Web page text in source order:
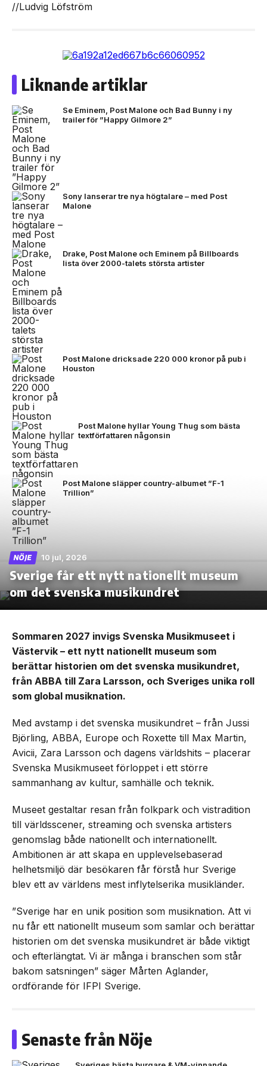
//Ludvig Löfström
Liknande artiklar
Se Eminem, Post Malone och Bad Bunny i ny
trailer för ”Happy Gilmore 2”
Sony lanserar tre nya högtalare – med Post
Malone
Drake, Post Malone och Eminem på Billboards
lista över 2000-talets största artister
Post Malone dricksade 220 000 kronor på pub i
Houston
Post Malone hyllar Young Thug som bästa
textförfattaren någonsin
Post Malone släpper country-albumet ”F-1
Trillion”
NÖJE 10 jul, 2026
Sverige får ett nytt nationellt museum
om det svenska musikundret
Sommaren 2027 invigs Svenska Musikmuseet i
Västervik – ett nytt nationellt museum som
berättar historien om det svenska musikundret,
från ABBA till Zara Larsson, och Sveriges unika roll
som global musiknation.
Med avstamp i det svenska musikundret – från Jussi
Björling, ABBA, Europe och Roxette till Max Martin,
Avicii, Zara Larsson och dagens världshits – placerar
Svenska Musikmuseet förloppet i ett större
sammanhang av kultur, samhälle och teknik.
Museet gestaltar resan från folkpark och vistradition
till världsscener, streaming och svenska artisters
genomslag både nationellt och internationellt.
Ambitionen är att skapa en upplevelsebaserad
helhetsmiljö där besökaren får förstå hur Sverige
blev ett av världens mest inflytelserika musikländer.
”Sverige har en unik position som musiknation. Att vi
nu får ett nationellt museum som samlar och berättar
historien om det svenska musikundret är både viktigt
och efterlängtat. Vi är många i branschen som står
bakom satsningen” säger Mårten Aglander,
ordförande för IFPI Sverige.
Senaste från Nöje